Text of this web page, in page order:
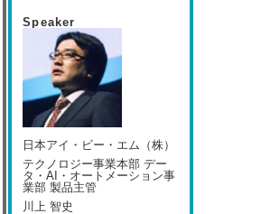
Speaker
日本アイ・ビー・エム（株）
テクノロジー事業本部 デー
タ・AI・オートメーション事
業部 製品主管
川上 智史